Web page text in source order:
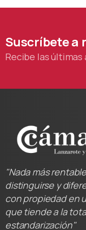
Suscríbetea
Recibe las
"Nada más
distinguirse y
con propiedad en
que tiende a la
estandarización"